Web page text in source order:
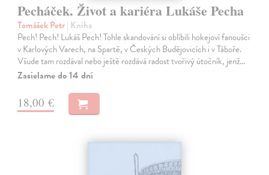
Pecháček. Život a kariéra Lukáše Pecha
Tomášek Petr| Kniha
Pech! Pech! Lukáš Pech! Tohle skandování si oblíbili hokejoví fanoušci
v Karlových Varech, na Spartě, v Českých Budějovicích i v Táboře.
Všude tam rozdával nebo ještě rozdává radost tvořivý útočník, jenž…
Zasielame do 14 dní
18,00 €